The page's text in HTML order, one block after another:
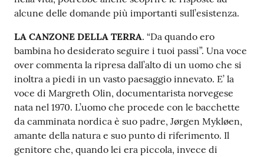
alcune delle domande più importanti sull’esistenza.
LA CANZONE DELLA TERRA. “Da quando ero
bambina ho desiderato seguire i tuoi passi”. Una voce
over commenta la ripresa dall’alto di un uomo che si
inoltra a piedi in un vasto paesaggio innevato. E’ la
voce di Margreth Olin, documentarista norvegese
nata nel 1970. L’uomo che procede con le bacchette
da camminata nordica è suo padre, Jørgen Mykløen,
amante della natura e suo punto di riferimento. Il
genitore che, quando lei era piccola, invece di